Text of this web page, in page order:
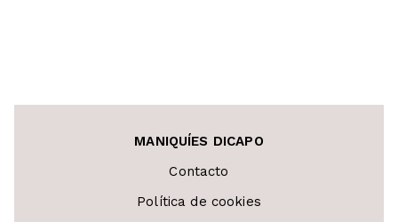
MANIQUÍES DICAPO
Contacto
Política de cookies